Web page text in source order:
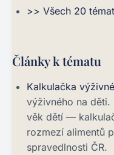
>> Všech 20
Články k tématu
Kalkulačka
výživného na
věk dětí —
rozmezí alimentů
spravedlnosti ČR.